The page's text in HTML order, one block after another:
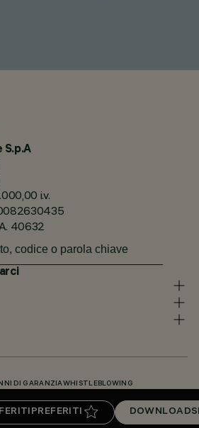
PREFERITI DOWNLOADS
S.p.A
i.v.
40632
DI GARANZIAWHISTLEBLOWING
DOWNLOADS